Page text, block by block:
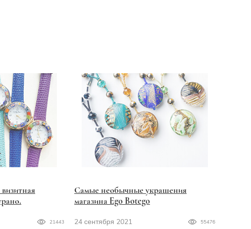
21443
Самые необычные украшения
магазина Ego Botego
24 сентября 2021 55476